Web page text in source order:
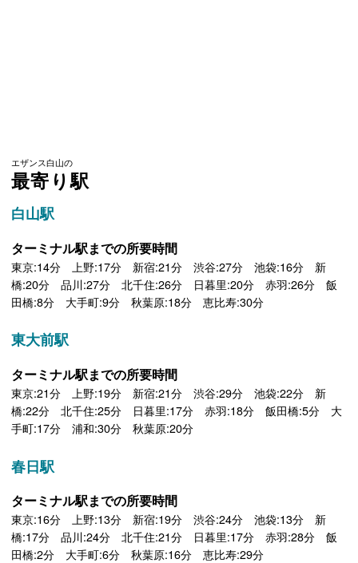
エザンス白山の
最寄り駅
白山駅
ターミナル駅までの所要時間
東京:14分 上野:17分 新宿:21分 渋谷:27分 池袋:16分 新
橋:20分 品川:27分 北千住:26分 日暮里:20分 赤羽:26分 飯
田橋:8分 大手町:9分 秋葉原:18分 恵比寿:30分
東大前駅
ターミナル駅までの所要時間
東京:21分 上野:19分 新宿:21分 渋谷:29分 池袋:22分 新
橋:22分 北千住:25分 日暮里:17分 赤羽:18分 飯田橋:5分 大
手町:17分 浦和:30分 秋葉原:20分
春日駅
ターミナル駅までの所要時間
東京:16分 上野:13分 新宿:19分 渋谷:24分 池袋:13分 新
橋:17分 品川:24分 北千住:21分 日暮里:17分 赤羽:28分 飯
田橋:2分 大手町:6分 秋葉原:16分 恵比寿:29分